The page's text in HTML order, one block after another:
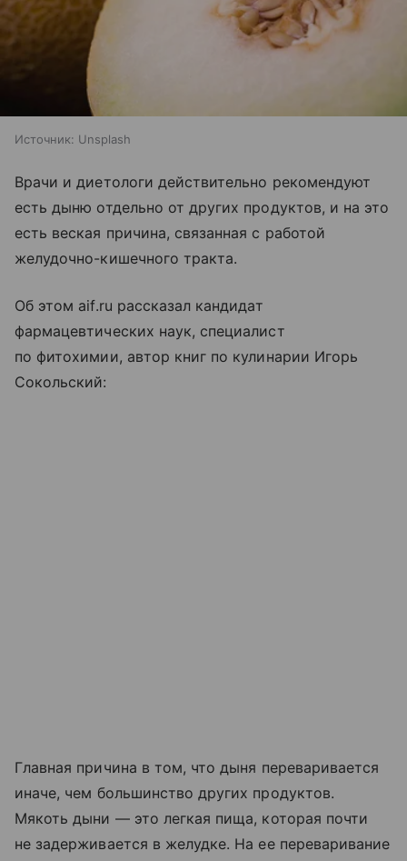
Источник: Unsplash
Врачи и диетологи действительно рекомендуют
есть дыню отдельно от других продуктов, и на это
есть веская причина, связанная с работой
желудочно-кишечного тракта.
Об этом aif.ru рассказал кандидат
фармацевтических наук, специалист
по фитохимии, автор книг по кулинарии Игорь
Сокольский:
Главная причина в том, что дыня переваривается
иначе, чем большинство других продуктов.
Мякоть дыни — это легкая пища, которая почти
не задерживается в желудке. На ее переваривание